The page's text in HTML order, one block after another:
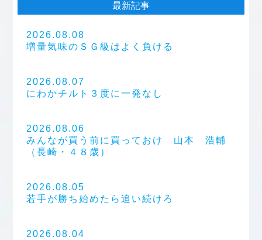
最新記事
2026.08.08
増量気味のＳＧ級はよく負ける
2026.08.07
にわかチルト３度に一発なし
2026.08.06
みんなが買う前に買っておけ 山本 浩輔
（長崎・４８歳）
2026.08.05
若手が勝ち始めたら追い続けろ
2026.08.04